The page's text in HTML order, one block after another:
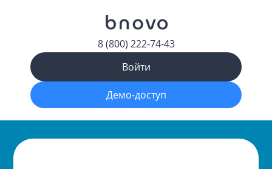
8 (800) 222-74-43
Войти
Демо-доступ